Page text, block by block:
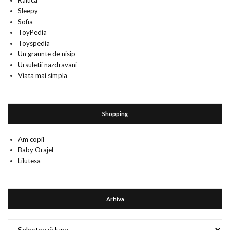
Sleepy
Sofia
ToyPedia
Toyspedia
Un graunte de nisip
Ursuletii nazdravani
Viata mai simpla
Shopping
Am copil
Baby Orajel
Lilutesa
Arhiva